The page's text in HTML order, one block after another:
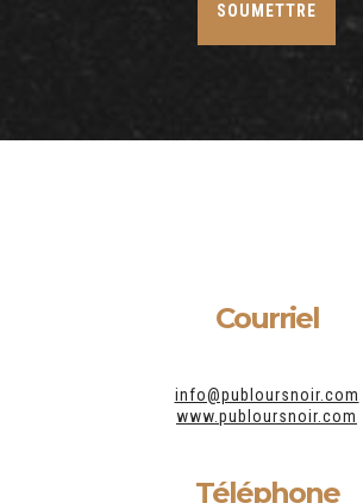
SOUMETTRE
Courriel
info@publoursnoir.com
www.publoursnoir.com
Téléphone